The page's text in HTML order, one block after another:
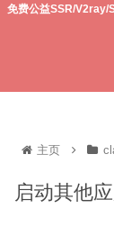
免费公益SSR/V2ray/
主页
启动其他